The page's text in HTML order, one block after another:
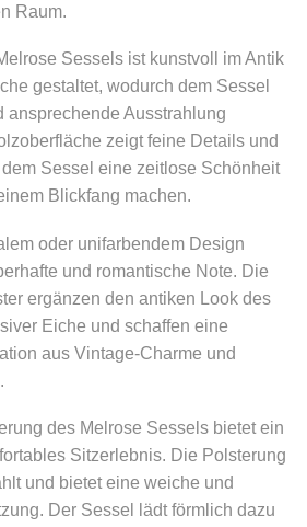
Raum.
Sessels ist kunstvoll im Antik
gestaltet, wodurch dem Sessel
ansprechende Ausstrahlung
zeigt feine Details und
Sessel eine zeitlose Schönheit
Blickfang machen.
oder unifarbendem Design
und romantische Note. Die
ergänzen den antiken Look des
Eiche und schaffen eine
aus Vintage-Charme und
des Melrose Sessels bietet ein
Sitzerlebnis. Die Polsterung
und bietet eine weiche und
Der Sessel lädt förmlich dazu